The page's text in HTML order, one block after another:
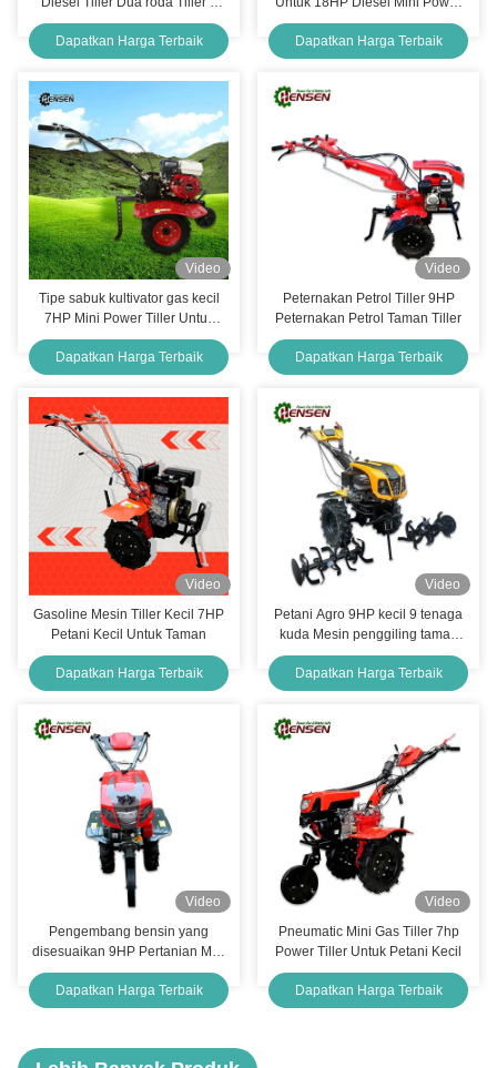
tenaga kuda Traktor tangan
Dapatkan Harga Terbaik
Tiller
Dapatkan Harga Terbaik
Video
Tipe sabuk kultivator gas kecil
7HP Mini Power Tiller Untuk
Pertanian
Dapatkan Harga Terbaik
Video
Peternakan Petrol Tiller 9HP
Peternakan Petrol Taman Tiller
Dapatkan Harga Terbaik
Video
Gasoline Mesin Tiller Kecil 7HP
Petani Kecil Untuk Taman
Dapatkan Harga Terbaik
Video
Petani Agro 9HP kecil 9 tenaga
kuda Mesin penggiling taman
bensin
Dapatkan Harga Terbaik
Video
Pengembang bensin yang
disesuaikan 9HP Pertanian Mini
Power Tiller
Dapatkan Harga Terbaik
Video
Pneumatic Mini Gas Tiller 7hp
Power Tiller Untuk Petani Kecil
Dapatkan Harga Terbaik